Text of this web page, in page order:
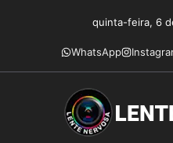
conteúdo
quinta-feira, 6
WhatsApp